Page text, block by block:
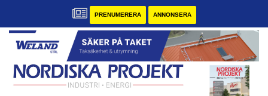
PRENUMERERA ANNONSERA